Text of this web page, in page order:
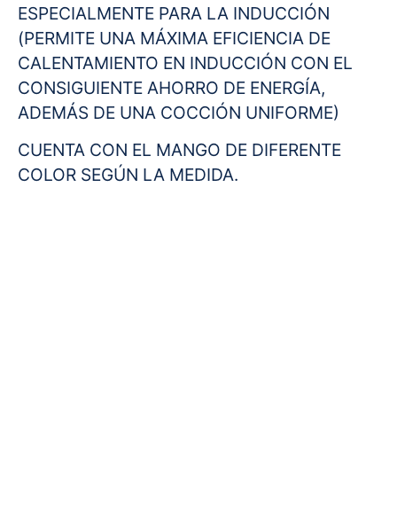
ESPECIALMENTE PARA LA INDUCCIÓN
(PERMITE UNA MÁXIMA EFICIENCIA DE
CALENTAMIENTO EN INDUCCIÓN CON EL
CONSIGUIENTE AHORRO DE ENERGÍA,
ADEMÁS DE UNA COCCIÓN UNIFORME)
CUENTA CON EL MANGO DE DIFERENTE
COLOR SEGÚN LA MEDIDA.